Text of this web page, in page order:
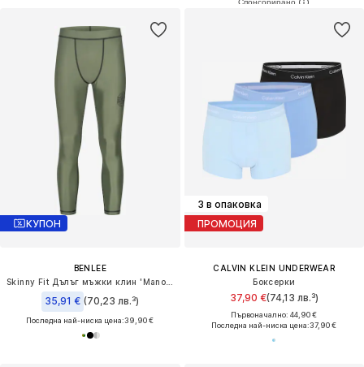
КУПОН
BENLEE
35,91 € (70,23 лв.³)
Последна най-ниска цена:39,90 €
3 в опаковка
ПРОМОЦИЯ
CALVIN KLEIN UNDERWEAR
Боксерки
37,90 €(74,13 лв.³)
Първоначално: 44,90 €
Последна най-ниска цена:37,90 €